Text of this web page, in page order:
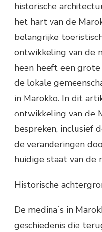
historische
het hart van de
belangrijke
ontwikkeling van de
heen heeft een
de lokale
in Marokko. In dit
ontwikkeling van de
bespreken, inclusief
de veranderingen
huidige staat van de
Historische
De medinaʼs in
geschiedenis die